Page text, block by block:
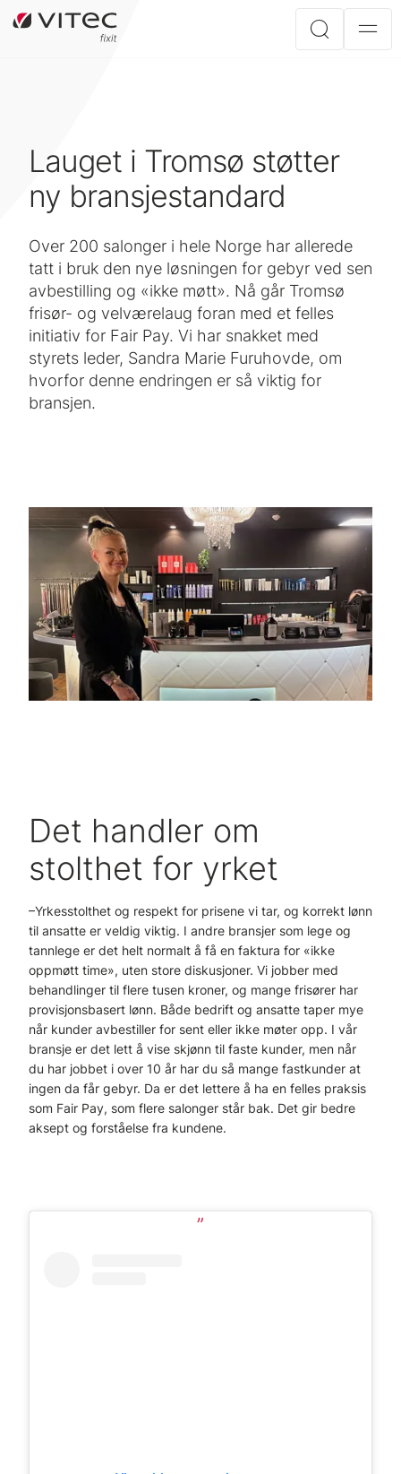
Lauget i Tromsø støtter
ny bransjestandard
Over 200 salonger i hele Norge har allerede
tatt i bruk den nye løsningen for gebyr ved sen
avbestilling og «ikke møtt». Nå går Tromsø
frisør- og velværelaug foran med et felles
initiativ for Fair Pay. Vi har snakket med
styrets leder, Sandra Marie Furuhovde, om
hvorfor denne endringen er så viktig for
bransjen.
Det handler om
stolthet for yrket
–Yrkesstolthet og respekt for prisene vi tar, og korrekt lønn
til ansatte er veldig viktig. I andre bransjer som lege og
tannlege er det helt normalt å få en faktura for «ikke
oppmøtt time», uten store diskusjoner. Vi jobber med
behandlinger til flere tusen kroner, og mange frisører har
provisjonsbasert lønn. Både bedrift og ansatte taper mye
når kunder avbestiller for sent eller ikke møter opp. I vår
bransje er det lett å vise skjønn til faste kunder, men når
du har jobbet i over 10 år har du så mange fastkunder at
ingen da får gebyr. Da er det lettere å ha en felles praksis
som Fair Pay, som flere salonger står bak. Det gir bedre
aksept og forståelse fra kundene.